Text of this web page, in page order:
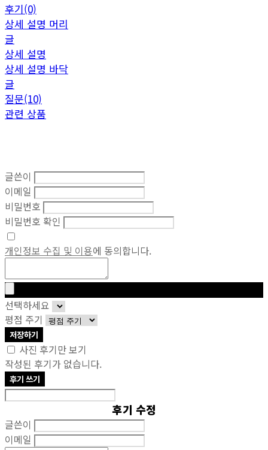
후기(0)
상세 설명 머리
글
상세 설명
상세 설명 바닥
글
질문(10)
관련 상품
글쓴이
이메일
비밀번호
비밀번호 확인
개인정보 수집 및 이용에 동의합니다.
선택하세요
평점 주기
저장하기
사진 후기만 보기
작성된 후기가 없습니다.
후기 쓰기
후기 수정
글쓴이
이메일